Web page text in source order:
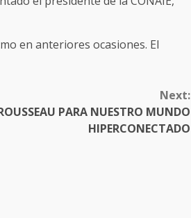
en anteriores ocasiones. El
Next:
PARA NUESTRO MUNDO
HIPERCONECTADO